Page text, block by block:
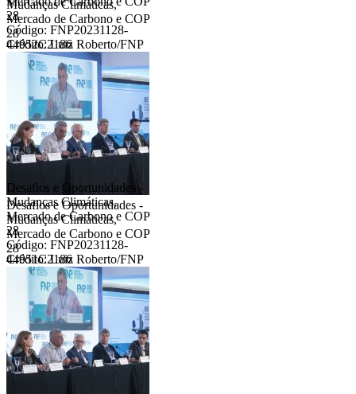
Mudanças Climáticas,
Mercado de Carbono e COP
28
28
Código: FNP20231128-
44952C2186
Crédito: Luiz Roberto/FNP
Desafios e Oportunidades -
Mudanças Climáticas,
Mercado de Carbono e COP
28
Desafios e Oportunidades -
Mudanças Climáticas,
Mercado de Carbono e COP
28
Código: FNP20231128-
44951C2186
Crédito: Luiz Roberto/FNP